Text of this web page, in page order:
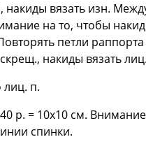
вязать изн.
на то, чтобы
петли
накиды вязать лиц.
лиц. п.
р. = 10x10 см.
спинки.